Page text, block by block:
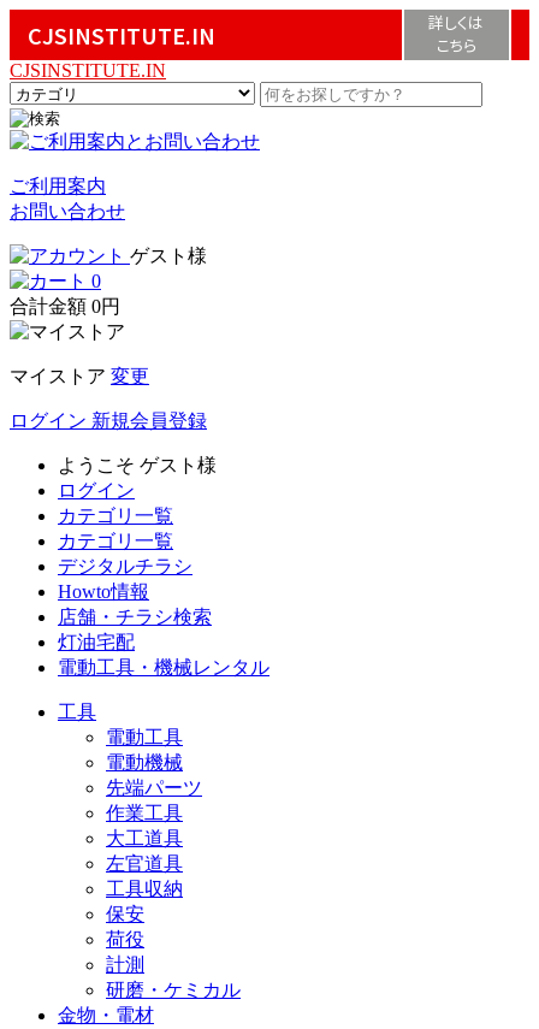
CJSINSTITUTE.IN
詳しくは
こちら
CJSINSTITUTE.IN
ご利用案内
お問い合わせ
ゲスト様
0
合計金額 0円
マイストア 変更
ログイン 新規会員登録
ようこそ ゲスト様
ログイン
カテゴリ一覧
カテゴリ一覧
デジタルチラシ
Howto情報
店舗・チラシ検索
灯油宅配
電動工具・機械レンタル
工具
電動工具
電動機械
先端パーツ
作業工具
大工道具
左官道具
工具収納
保安
荷役
計測
研磨・ケミカル
金物・電材